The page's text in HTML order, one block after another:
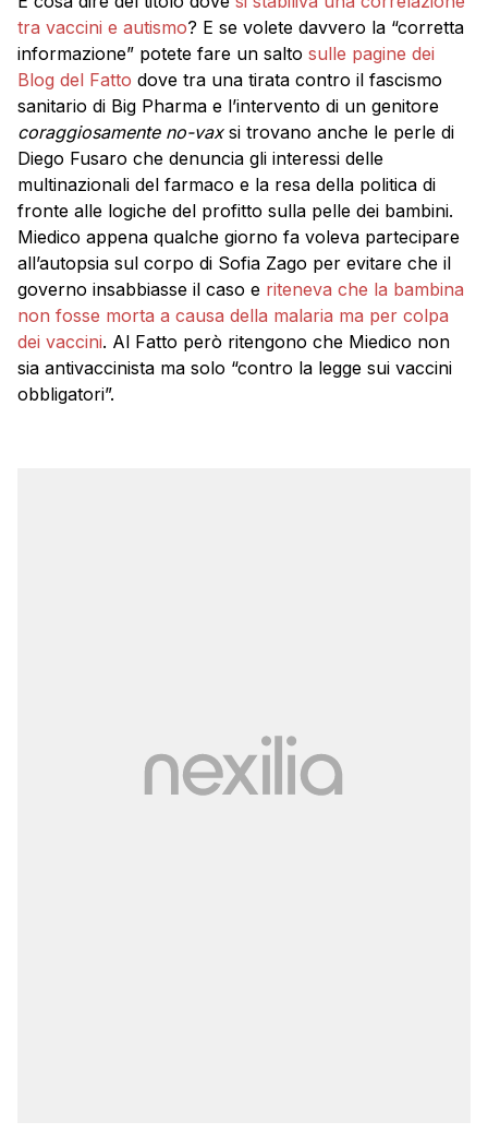
tra vaccini e autismo? E se volete davvero la “corretta
informazione” potete fare un salto sulle pagine dei
Blog del Fatto dove tra una tirata contro il fascismo
sanitario di Big Pharma e l’intervento di un genitore
coraggiosamente no-vaxsi trovano anche le perle di
Diego Fusaro che denuncia gli interessi delle
multinazionali del farmaco e la resa della politica di
fronte alle logiche del profitto sulla pelle dei bambini.
Miedico appena qualche giorno fa voleva partecipare
all’autopsia sul corpo di Sofia Zago per evitare che il
governo insabbiasse il caso e riteneva che la bambina
non fosse morta a causa della malaria ma per colpa
dei vaccini. Al Fatto però ritengono che Miedico non
sia antivaccinista ma solo “contro la legge sui vaccini
obbligatori”.